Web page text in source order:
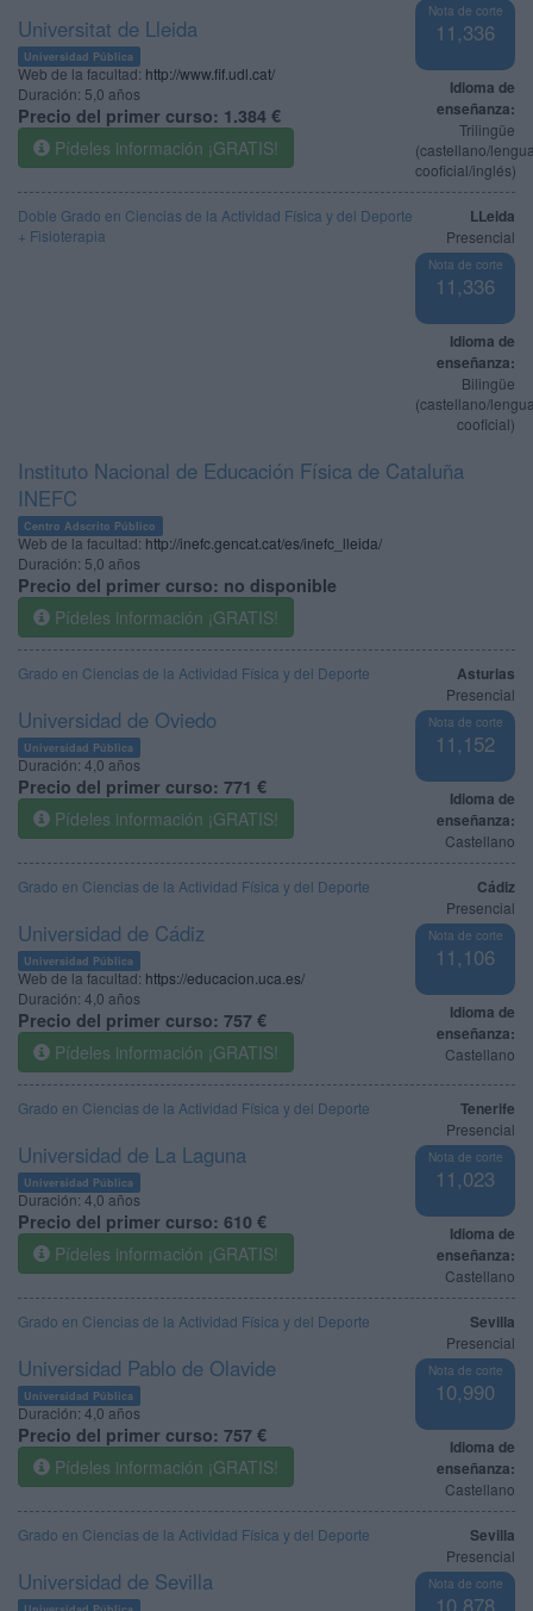
Nota de corte
11,336
Idioma de
enseñanza:
Trilingüe
(castellano/
cooficial/inglés)
Universitat de Lleida
Universidad Pública
Web de la facultad: http://www.fif.udl.cat/
Duración: 5,0 años
Precio del primer curso: 1.384 €
Pídeles información ¡GRATIS!
LLeida
Presencial
Nota de corte
11,336
Idioma de
enseñanza:
Bilingüe
(castellano/
cooficial)
Doble Grado en Ciencias de la Actividad Física y del Deporte
+ Fisioterapia
Instituto Nacional de Educación Física de Cataluña
INEFC
Centro Adscrito Público
Web de la facultad:http://inefc.gencat.cat/es/inefc_lleida/
Duración: 5,0 años
Precio del primer curso: no disponible
Pídeles información ¡GRATIS!
Asturias
Presencial
Nota de corte
11,152
Idioma de
enseñanza:
Castellano
Grado en Ciencias de la Actividad Física y del Deporte
Universidad de Oviedo
Universidad Pública
Duración:4,0 años
Precio del primer curso: 771 €
Pídeles información ¡GRATIS!
Cádiz
Presencial
Nota de corte
11,106
Idioma de
enseñanza:
Castellano
Grado en Ciencias de la Actividad Física y del Deporte
Universidad de Cádiz
Universidad Pública
Web de la facultad: https://educacion.uca.es/
Duración: 4,0 años
Precio del primer curso: 757 €
Pídeles información ¡GRATIS!
Tenerife
Presencial
Nota de corte
11,023
Idioma de
enseñanza:
Castellano
Grado en Ciencias de la Actividad Física y del Deporte
Universidad de La Laguna
Universidad Pública
Duración:4,0 años
Precio del primer curso: 610 €
Pídeles información ¡GRATIS!
Sevilla
Presencial
Nota de corte
10,990
Idioma de
enseñanza:
Castellano
Grado en Ciencias de la Actividad Física y del Deporte
Universidad Pablo de Olavide
Universidad Pública
Duración:4,0 años
Precio del primer curso: 757 €
Pídeles información ¡GRATIS!
Sevilla
Presencial
Nota de corte
Grado en Ciencias de la Actividad Física y del Deporte
Universidad de Sevilla